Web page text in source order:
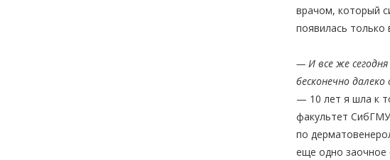
врачом, который
появилась только
— И все же
бесконечно
— 10 лет я шла к
факультет
по
еще одно заочное